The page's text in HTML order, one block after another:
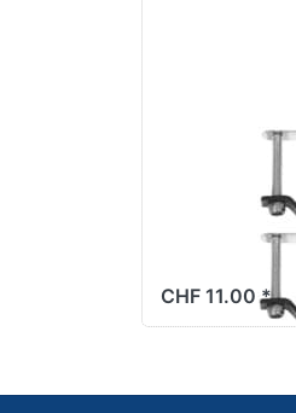
Basil,
CHF 11.00 *